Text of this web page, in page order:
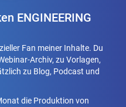
ENGINEERING
Fan meiner Inhalte. Du
Archiv, zu Vorlagen,
zu Blog, Podcast und
die Produktion von